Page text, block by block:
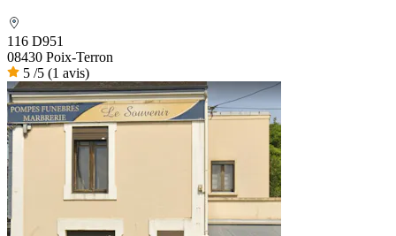
116 D951
08430 Poix-Terron
5 /5 (1 avis)